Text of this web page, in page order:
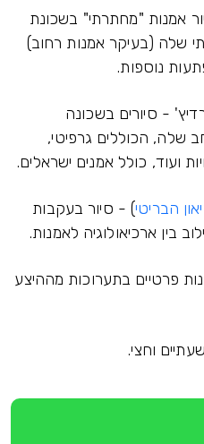
אמנות "מחתרתי" בשכונת
שלה (בעיקר אמנות רחוב)
נוספות.
- סיורים בשכונה
שלה, הכוללים גרפיטי,
ועוד, כולל אמנים ישראלים.
הבריטי) - סיור בעקבות
בין ארכיאולוגיה לאמנות.
פרטיים בתערוכות מההיצע
וחצי.